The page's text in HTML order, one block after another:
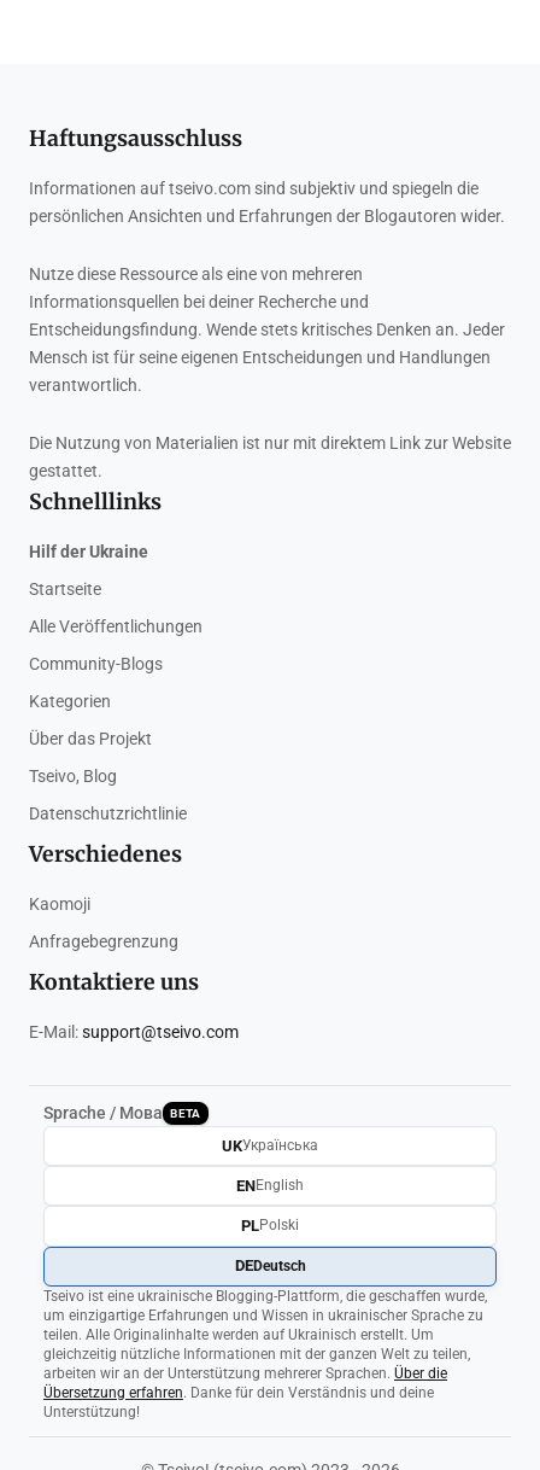
Haftungsausschluss
Informationen auf tseivo.com sind subjektiv und spiegeln die
persönlichen Ansichten und Erfahrungen der Blogautoren wider.
Nutze diese Ressource als eine von mehreren
Informationsquellen bei deiner Recherche und
Entscheidungsfindung. Wende stets kritisches Denken an. Jeder
Mensch ist für seine eigenen Entscheidungen und Handlungen
verantwortlich.
Die Nutzung von Materialien ist nur mit direktem Link zur Website
gestattet.
Schnelllinks
Hilf der Ukraine
Startseite
Alle Veröffentlichungen
Community-Blogs
Kategorien
Über das Projekt
Tseivo, Blog
Datenschutzrichtlinie
Verschiedenes
Kaomoji
Anfragebegrenzung
Kontaktiere uns
E-Mail:support@tseivo.com
Sprache / Мова BETA
Tseivo ist eine ukrainische Blogging-Plattform, die geschaffen wurde,
um einzigartige Erfahrungen und Wissen in ukrainischer Sprache zu
teilen. Alle Originalinhalte werden auf Ukrainisch erstellt. Um
gleichzeitig nützliche Informationen mit der ganzen Welt zu teilen,
arbeiten wir an der Unterstützung mehrerer Sprachen. Über die
Übersetzung erfahren. Danke für dein Verständnis und deine
Unterstützung!
UKУкраїнська
ENEnglish
PLPolski
DEDeutsch